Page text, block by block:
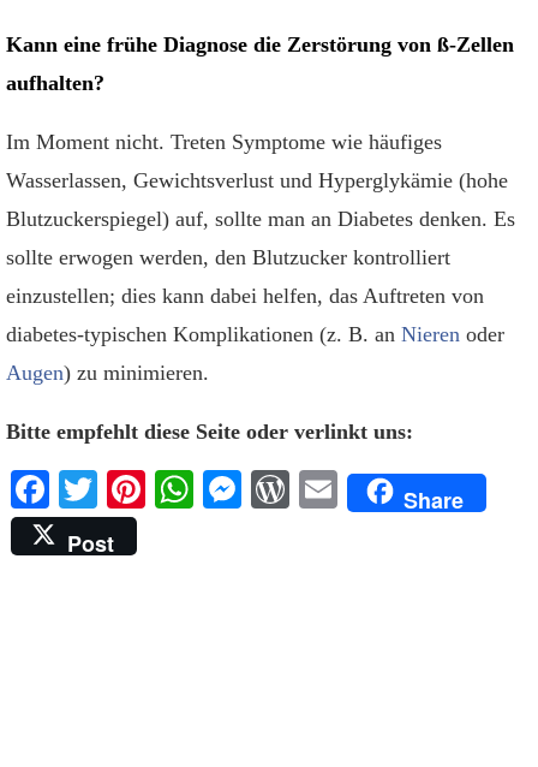
Kann eine frühe Diagnose die Zerstörung von ß-Zellen
aufhalten?
Im Moment nicht. Treten Symptome wie häufiges
Wasserlassen, Gewichtsverlust und Hyperglykämie (hohe
Blutzuckerspiegel) auf, sollte man an Diabetes denken. Es
sollte erwogen werden, den Blutzucker kontrolliert
einzustellen; dies kann dabei helfen, das Auftreten von
diabetes-typischen Komplikationen (z. B. an Nieren oder
Augen) zu minimieren.
Bitte empfehlt diese Seite oder verlinkt uns:
Facebook
TwitterPinterest
WhatsApp
Messenger
WordPress
EmailShare
Post